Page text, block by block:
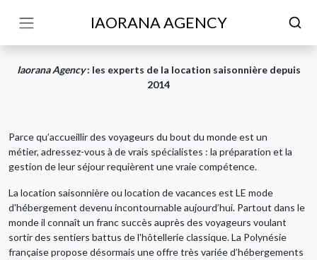
IAORANA AGENCY
Iaorana Agency: les experts de la location saisonnière depuis
2014
Parce qu’accueillir des voyageurs du bout du monde est un
métier, adressez-vous à de vrais spécialistes : la préparation et la
gestion de leur séjour requièrent une vraie compétence.
La location saisonnière ou location de vacances est LE mode
d'hébergement devenu incontournable aujourd’hui. Partout dans le
monde il connaît un franc succès auprès des voyageurs voulant
sortir des sentiers battus de l'hôtellerie classique. La Polynésie
française propose désormais une offre très variée d’hébergements